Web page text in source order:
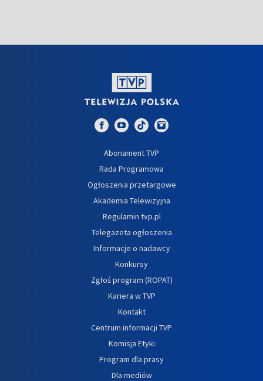
Abonament TVP
Rada Programowa
Ogłoszenia przetargowe
Akademia Telewizyjna
Regulamin tvp.pl
Telegazeta ogłoszenia
Informacje o nadawcy
Konkursy
Zgłoś program (ROPAT)
Kariera w TVP
Kontakt
Centrum informacji TVP
Komisja Etyki
Program dla prasy
Dla mediów